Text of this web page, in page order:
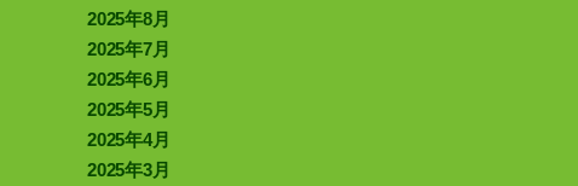
2025年8月
2025年7月
2025年6月
2025年5月
2025年4月
2025年3月